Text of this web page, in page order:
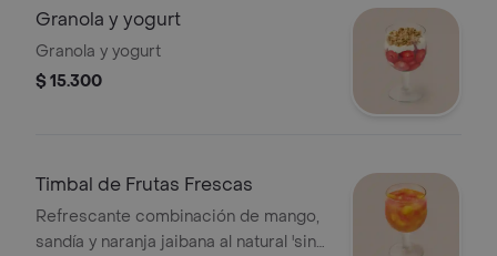
Granola y yogurt
Granola y yogurt
$ 15.300
Timbal de Frutas Frescas
Refrescante combinación de mango,
sandía y naranja jaibana al natural 'sin